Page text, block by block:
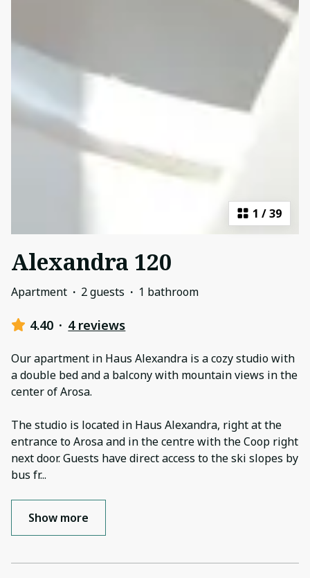
1 /39
Alexandra 120
Apartment · 2 guests · 1 bathroom
4.40 · 4 reviews
Our apartment in Haus Alexandra is a cozy studio with
a double bed and a balcony with mountain views in the
center of Arosa.
The studio is located in Haus Alexandra, right at the
entrance to Arosa and in the centre with the Coop right
next door. Guests have direct access to the ski slopes by
bus fr...
Show more